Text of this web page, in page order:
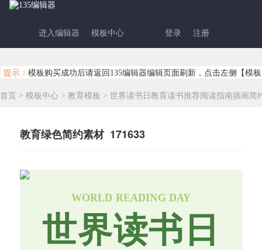
进入编辑器 模板中心 登录 注册
提示： 模板购买成功后请返回135编辑器编辑页面刷新，点击左侧【模
首页 > 模板中心 > 教育模板 > 世界读书日教育读书推荐阅读指南插画简
教育绿色简约素材 171633
世界读书日
WORLD READING DAY